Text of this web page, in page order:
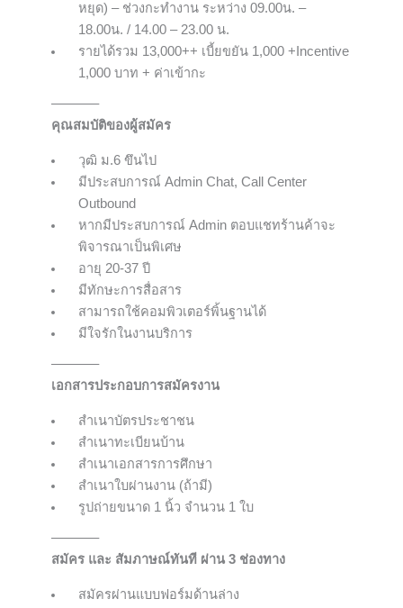
หยุด) – ช่วงกะทำงาน ระหว่าง 09.00น. –
18.00น. / 14.00 – 23.00 น.
รายได้รวม 13,000++ เบี้ยขยัน 1,000 +Incentive
1,000 บาท + ค่าเข้ากะ
———–
คุณสมบัติของผู้สมัคร
วุฒิ ม.6 ขึนไป
มีประสบการณ์ Admin Chat, Call Center
Outbound
หากมีประสบการณ์ Admin ตอบแชทร้านค้าจะ
พิจารณาเป็นพิเศษ
อายุ 20-37 ปี
มีทักษะการสื่อสาร
สามารถใช้คอมพิวเตอร์พิ้นฐานได้
มีใจรักในงานบริการ
———–
เอกสารประกอบการสมัครงาน
สำเนาบัตรประชาชน
สำเนาทะเบียนบ้าน
สำเนาเอกสารการศึกษา
สำเนาใบผ่านงาน (ถ้ามี)
รูปถ่ายขนาด 1 นิ้ว จำนวน 1 ใบ
———–
สมัคร และ สัมภาษณ์ทันที ผ่าน 3 ช่องทาง
สมัครผ่านแบบฟอร์มด้านล่าง